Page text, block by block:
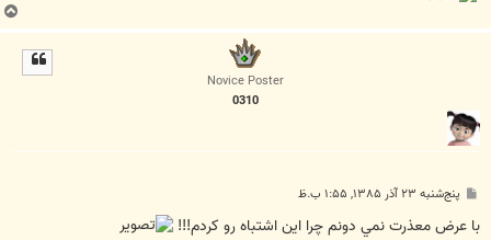
ب
ا
Novice Poster
0310
پ
ت
پنج‌شنبه ۲۳ آذر ۱۳۸۵, ۱:۵۵ ب.ظ
با عرض معذرت نمي دونم چرا اين اشتباه رو کردم!!!